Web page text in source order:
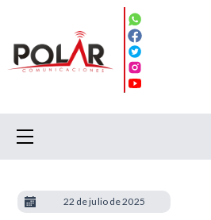
22 de julio de 2025